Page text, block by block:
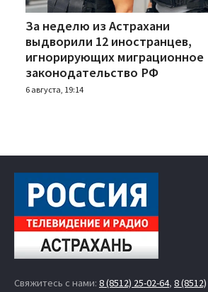
За неделю из Астрахани
выдворили 12 иностранцев,
игнорирующих миграционное
законодательство РФ
6 августа, 19:14
Свяжитесь с нами: 8 (8512) 25-02-64, 8 (8512)